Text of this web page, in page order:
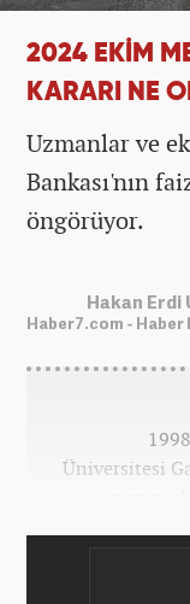
2024 EKİM
KARARI NE
Uzmanlar ve
Bankası'nın
öngörüyor.
Hakan Erdi
Haber7.com -
Üniversitesi
mezun